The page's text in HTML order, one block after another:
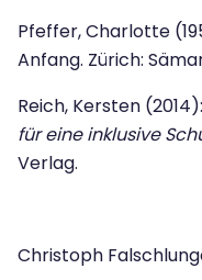
Pfeffer, Charlotte
Anfang. Zürich:
Reich, Kersten (2014):
für eine inklusive
Verlag.
Christoph